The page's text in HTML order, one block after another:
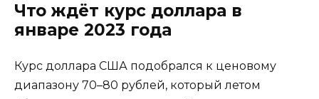
Что ждёт курс доллара в
январе 2023 года
Курс доллара США подобрался к ценовому
диапазону 70–80 рублей, который летом